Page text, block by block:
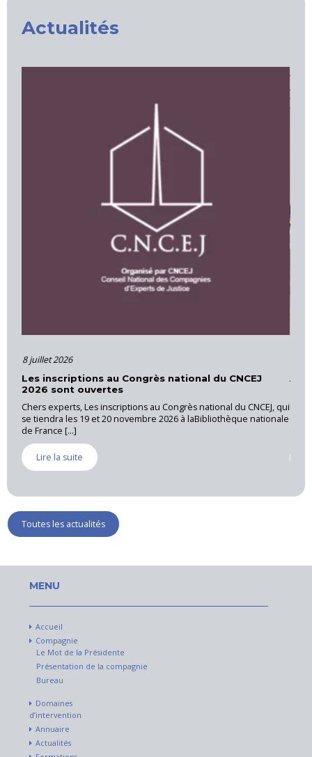
Actualités
CNCEJ, qui
nationale
16 juin 2026
Actions et formations – Cour d’Appel d’Aix-en-
Provence
La CNEJI a organisé le 28 mai 2026, une réunion régionale au
Cannet des Maures, sous la coordination de Luc RICHAUD,
expert près [...]
Lire la suite
Toutes les actualités
MENU
Accueil
Compagnie
Le Mot de la Présidente
Présentation de la compagnie
Bureau
Domaines
d’intervention
Annuaire
Actualités